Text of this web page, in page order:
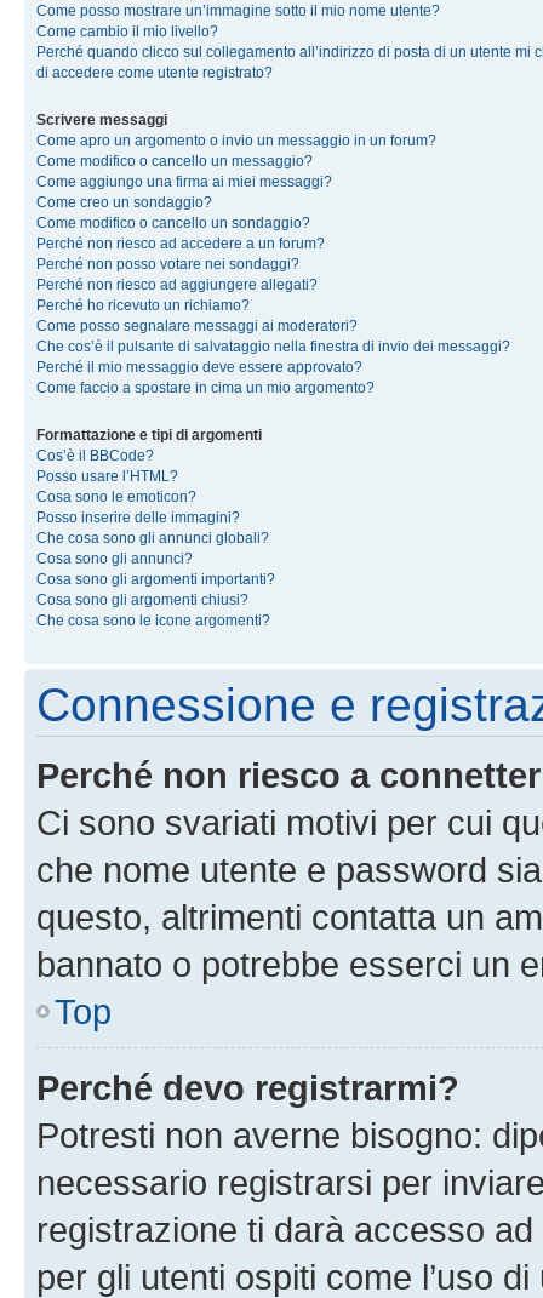
Come posso mostrare un’immagine sotto il mio nome utente?
Come cambio il mio livello?
Perché quando clicco sul collegamento all’indirizzo di posta di un utente mi
di accedere come utente registrato?
Scrivere messaggi
Come apro un argomento o invio un messaggio in un forum?
Come modifico o cancello un messaggio?
Come aggiungo una firma ai miei messaggi?
Come creo un sondaggio?
Come modifico o cancello un sondaggio?
Perché non riesco ad accedere a un forum?
Perché non posso votare nei sondaggi?
Perché non riesco ad aggiungere allegati?
Perché ho ricevuto un richiamo?
Come posso segnalare messaggi ai moderatori?
Che cos’è il pulsante di salvataggio nella finestra di invio dei messaggi?
Perché il mio messaggio deve essere approvato?
Come faccio a spostare in cima un mio argomento?
Formattazione e tipi di argomenti
Cos’è il BBCode?
Posso usare l’HTML?
Cosa sono le emoticon?
Posso inserire delle immagini?
Che cosa sono gli annunci globali?
Cosa sono gli annunci?
Cosa sono gli argomenti importanti?
Cosa sono gli argomenti chiusi?
Che cosa sono le icone argomenti?
Connessione e
Perché non riesco a
Ci sono svariati motivi per cui
che nome utente e password
questo, altrimenti contatta un
bannato o potrebbe esserci un
Top
Perché devo registrarmi?
Potresti non averne bisogno:
necessario registrarsi per
registrazione ti darà accesso
per gli utenti ospiti come l’uso